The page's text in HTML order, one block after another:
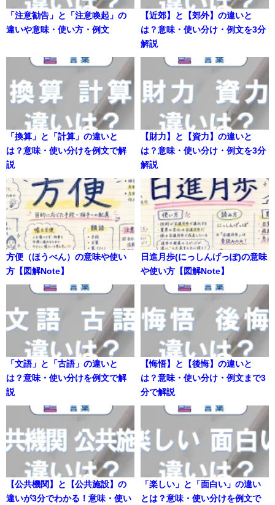
「注意勧告」と「注意喚起」の
違いや意味・使い方・例文
【近郊】と【郊外】の違いと
は？意味・使い分け・例文を3分
解説
「換算」と「計算」の違いと
は？意味・使い分けを例文で解
説
【財力】と【資力】の違いと
は？意味・使い分け・例文を3分
解説
方便（ほうべん）の意味や使い
方【図解Note】
日進月歩(にっしんげっぽ)の意味
や使い方【図解Note】
「文語」と「古語」の違いと
は？意味・使い分けを例文で解
説
【悔悟】と【後悔】の違いと
は？意味・使い分け・例文まで3
分で解説
【公共機関】と【公共施設】の
違いが3分でわかる！意味・使い
「楽しい」と「面白い」の違い
とは？意味・使い分けを例文で